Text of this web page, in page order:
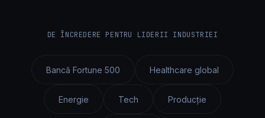
DE ÎNCREDERE PENTRU LIDERII INDUSTRIEI
Bancă Fortune 500 Healthcare global
Energie Tech Producție